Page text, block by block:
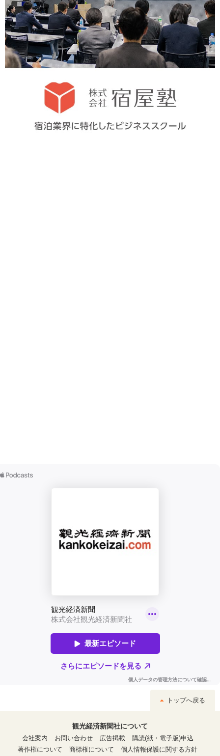
トップへ戻る
観光経済新聞社について
会社案内
お問い合わせ 広告掲載
購読(紙・電子版)申込
著作権について
商標権について 個人情報保護に関する方針